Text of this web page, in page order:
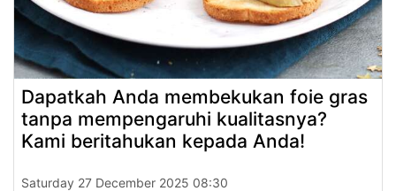
Dapatkah Anda membekukan foie gras
tanpa mempengaruhi kualitasnya?
Kami beritahukan kepada Anda!
Saturday 27 December 2025 08:30